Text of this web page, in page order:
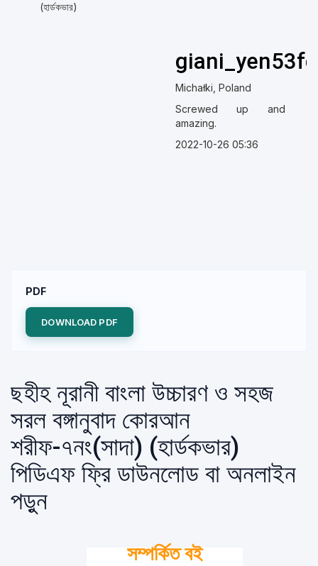
(হার্ডকভার)
giani_yen53fd
Michałki, Poland
Screwed up and
amazing.
2022-10-26 05:36
PDF
DOWNLOAD PDF
ছহীহ নূরানী বাংলা উচ্চারণ ও সহজ
সরল বঙ্গানুবাদ কোরআন
শরীফ-৭নং(সাদা) (হার্ডকভার)
পিডিএফ ফ্রি ডাউনলোড বা অনলাইন
পড়ুন
সম্পর্কিত বই